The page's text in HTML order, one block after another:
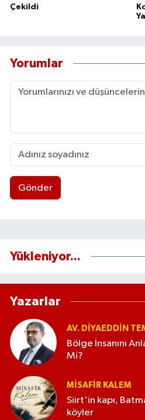
Çekildi
Yorumlar
Gönder
Yükleniyor...
Yazarlar
AV. DIYAEDDIN
Bölge İnsanını
Mi?
MISAFIR KALEM
Siirt'in kapı,
köyler